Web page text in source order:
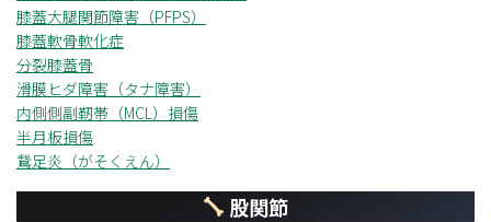
膝蓋大腿関節障害（PFPS）
膝蓋軟骨軟化症
分裂膝蓋骨
滑膜ヒダ障害（タナ障害）
内側側副靭帯（MCL）損傷
半月板損傷
鵞足炎（がそくえん）
股関節